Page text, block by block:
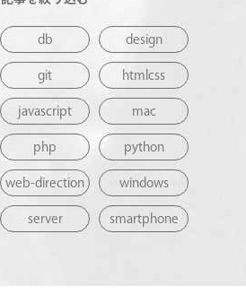
db design
git htmlcss
javascript mac
php python
web-direction windows
server smartphone